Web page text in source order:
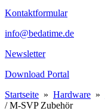
Kontaktformular
info@bedatime.de
Newsletter
Download Portal
Startseite » Hardware »
/ M-SVP Zubehör